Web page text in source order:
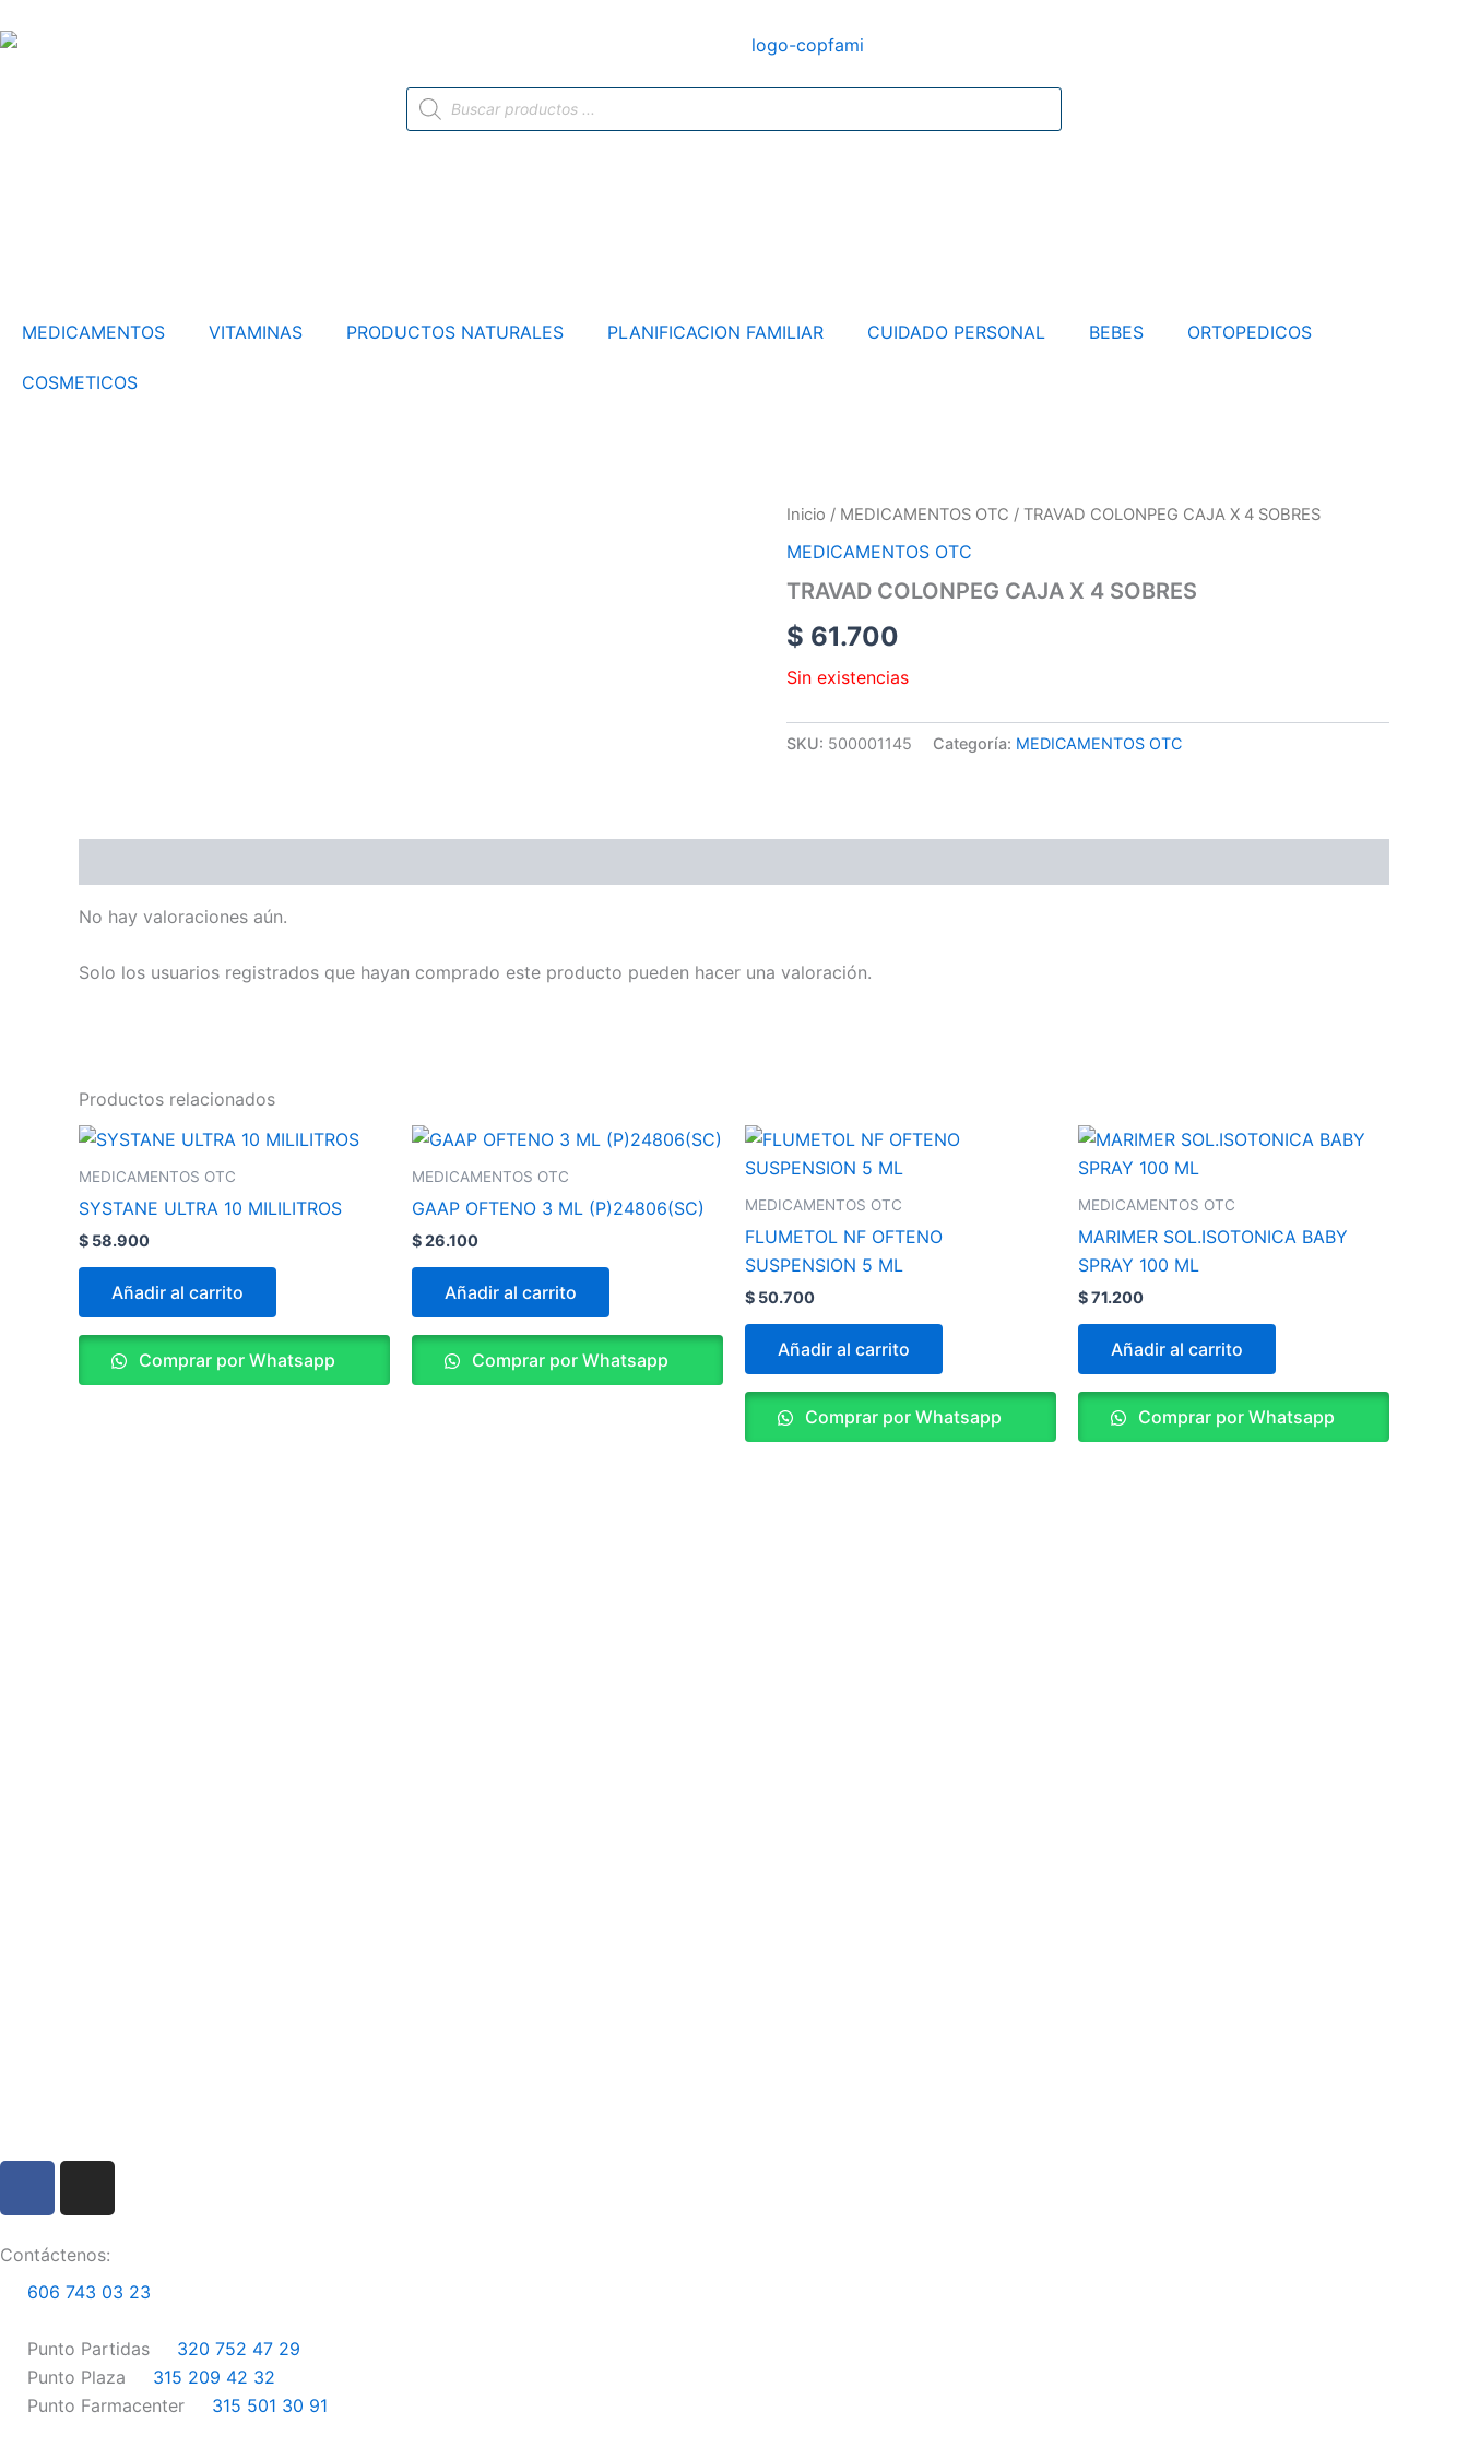
al
Búsqueda
de
MEDICAMENTOS VITAMINAS PRODUCTOS NATURALES PLANIFICACION FAMILIAR CUIDADO PERSONAL BEBES ORTOPEDICOS
COSMETICOS
Inicio / MEDICAMENTOS OTC / TRAVAD COLONPEG CAJA X 4 SOBRES
MEDICAMENTOS OTC
TRAVAD COLONPEG CAJA X 4 SOBRES
$ 61.700
Sin existencias
SKU: 500001145 Categoría: MEDICAMENTOS OTC
No hay valoraciones aún.
Solo los usuarios registrados que hayan comprado este producto pueden hacer una valoración.
Productos relacionados
MEDICAMENTOS OTC
SYSTANE ULTRA 10 MILILITROS
$ 58.900
Añadir al carrito
Comprar por Whatsapp
MEDICAMENTOS OTC
GAAP OFTENO 3 ML (P)24806(SC)
$26.100
Añadir al carrito
Comprar por Whatsapp
MEDICAMENTOS OTC
FLUMETOL NF OFTENO
SUSPENSION 5 ML
$ 50.700
Añadir al carrito
Comprar por Whatsapp
MEDICAMENTOS OTC
MARIMER SOL.ISOTONICA BABY
SPRAY 100 ML
$71.200
Añadir al carrito
Comprar por Whatsapp
e
b
o
o
k
t
a
g
r
a
m
Contáctenos:
606 743 03 23
Punto Partidas
320 752 47 29
Punto Plaza
315 209 42 32
Punto Farmacenter
315 501 30 91